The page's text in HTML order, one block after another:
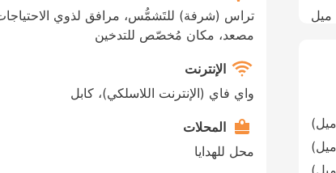
تراس (شرفة) للتَشمُّس، مرافق لذوي
مصعد، مكان مُخصّص للتدخين
الإنترنت
واي فاي (الإنترنت اللاسلكي)، كابل
المحلات
محل للهدايا